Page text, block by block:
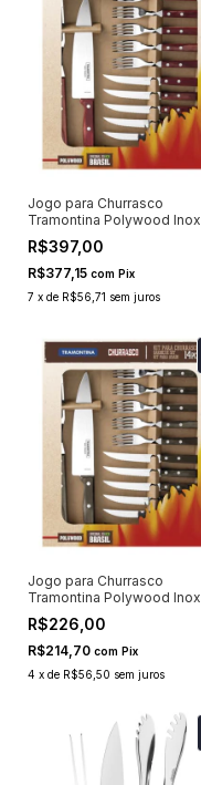
Jogo para Churrasco
Tramontina Polywood Inox
Cabo Vermelho 14 Peças
R$397,00
R$377,15 com Pix
7 x de R$56,71 sem juros
Jogo para Churrasco
Tramontina Polywood Inox
Cabo Castanho 14 Peças
R$226,00
R$214,70 com Pix
4 x de R$56,50 sem juros